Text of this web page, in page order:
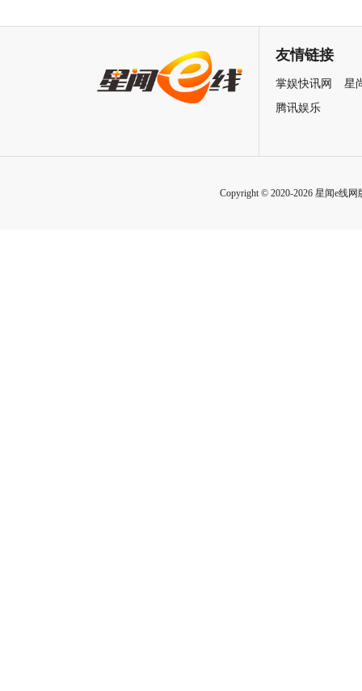
邀你共赴探案之旅友情链接
掌娱快讯网
星
腾讯娱乐
Copyright © 2020-2026 星闻e线